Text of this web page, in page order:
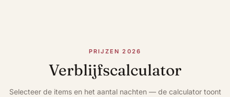
PRIJZEN 2026
Verblijfscalculator
Selecteer de items en het aantal nachten — de calculator toont